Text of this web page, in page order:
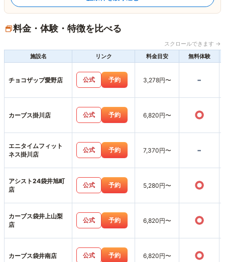
料金・体験・特徴を比べる
スクロールできます →
施設名
リンク 料金目安 無料体験
チョコザップ愛野店 公式 予約 3,278円〜 -
カーブス掛川店 公式 予約 6,820円〜 ○
エニタイムフィット
ネス掛川店
公式 予約 7,370円〜 -
アシスト24袋井旭町
店
公式 予約 5,280円〜 ○
カーブス袋井上山梨
店
公式 予約 6,820円〜 ○
カーブス袋井南店 公式 予約 6,820円〜 ○